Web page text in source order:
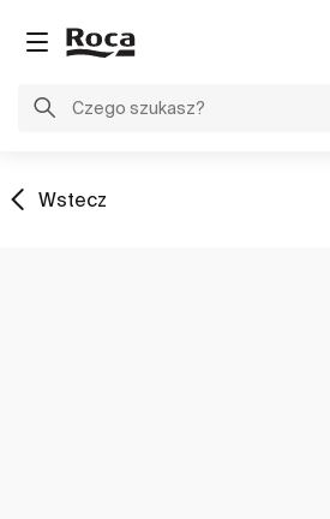
Wstecz